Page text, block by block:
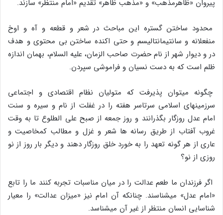
پیروان «ظاهرمذهب» و «مذهب ظاهر» تقدیم «امام منتظر» سازند.
محدود ساختن گستره این مباحث در شعر و قطعه و آه و اوخ
منفعلانه و سانتیمانتالیسم و حتی اکنده ساختن بی محتوی و هدف
در و دیوار شهر از نام حضرت صاحب الزمان، علیه السلام، بهمان اندازه
ظلم است که به دست نسیان و فراموشی سپردن.
چگونه میتوان پذیرفت که متولیان نظام اقتصادی و اجتماعی
سرزمینهای اسلامی سرتاسر هفته را در غفلت از نام و سیره و سنت
امام عدل روزگار بگذرانند و روز جمعه از صبح علی الطلوع تا به وقت
غروب آفتاب از طریق رسانه ها شعر و غزل و مطالب کمخاصیت و
عاری از هر گونه تعهد را به خورد خلق روزگار دهند و دیگر بار روز از نو
روزی از نو؟
اگر فرزندان ما طعم عدالت را در میان مناسبات تجربه کنند ما را تابع
«امام عدل» میشناسند. چنانکه آن امام نیز «میزان عدالت» را معیار
شناسایی انسان منتظر از غیر آن میشناسد.